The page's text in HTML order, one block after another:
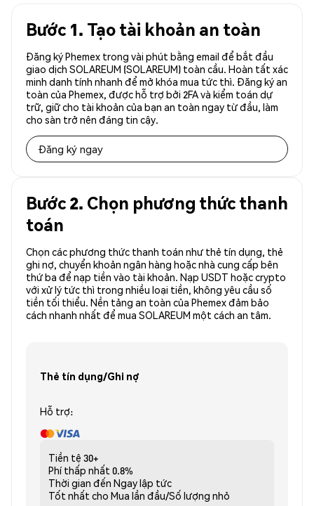
Bước 1. Tạo tài khoản an toàn
Đăng ký Phemex trong vài phút bằng email để bắt đầu
giao dịch SOLAREUM (SOLAREUM) toàn cầu. Hoàn tất xác
minh danh tính nhanh để mở khóa mua tức thì. Đăng ký an
toàn của Phemex, được hỗ trợ bởi 2FA và kiểm toán dự
trữ, giữ cho tài khoản của bạn an toàn ngay từ đầu, làm
cho sàn trở nên đáng tin cậy.
Đăng ký ngay
Bước 2. Chọn phương thức thanh
toán
Chọn các phương thức thanh toán như thẻ tín dụng, thẻ
ghi nợ, chuyển khoản ngân hàng hoặc nhà cung cấp bên
thứ ba để nạp tiền vào tài khoản. Nạp USDT hoặc crypto
với xử lý tức thì trong nhiều loại tiền, không yêu cầu số
tiền tối thiểu. Nền tảng an toàn của Phemex đảm bảo
cách nhanh nhất để mua SOLAREUM một cách an tâm.
Thẻ tín dụng/Ghi nợ
Hỗ trợ:
Tiền tệ 30+
Phí thấp nhất 0.8%
Thời gian đến Ngay lập tức
Tốt nhất cho Mua lần đầu/Số lượng nhỏ